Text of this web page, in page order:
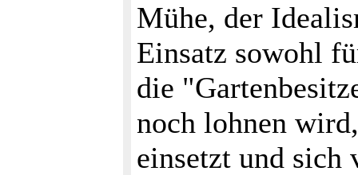
Mühe, der
Einsatz sowohl
die
noch lohnen
einsetzt und